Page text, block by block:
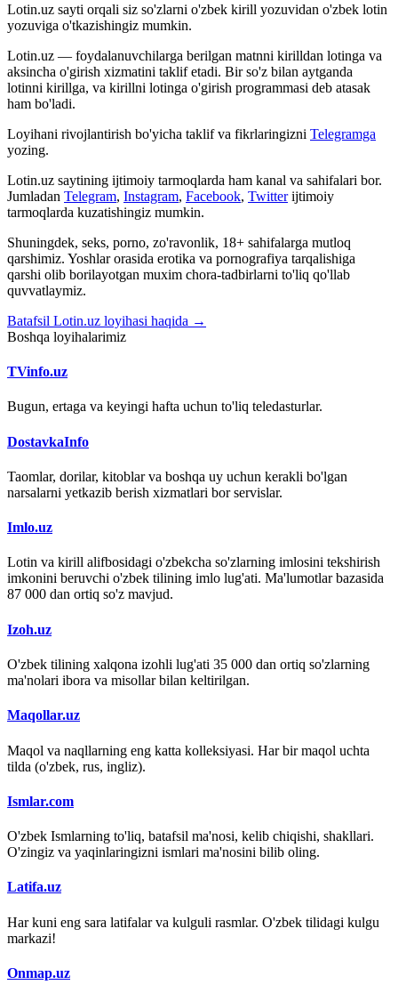
Lotin.uz sayti orqali siz so'zlarni o'zbek kirill yozuvidan o'zbek lotin
yozuviga o'tkazishingiz mumkin.
Lotin.uz — foydalanuvchilarga berilgan matnni kirilldan lotinga va
aksincha o'girish xizmatini taklif etadi. Bir so'z bilan aytganda
lotinni kirillga, va kirillni lotinga o'girish programmasi deb atasak
ham bo'ladi.
Loyihani rivojlantirish bo'yicha taklif va fikrlaringizni Telegramga
yozing.
Lotin.uz saytining ijtimoiy tarmoqlarda ham kanal va sahifalari bor.
Jumladan Telegram, Instagram, Facebook, Twitter ijtimoiy
tarmoqlarda kuzatishingiz mumkin.
Shuningdek, seks, porno, zo'ravonlik, 18+ sahifalarga mutloq
qarshimiz. Yoshlar orasida erotika va pornografiya tarqalishiga
qarshi olib borilayotgan muxim chora-tadbirlarni to'liq qo'llab
quvvatlaymiz.
Batafsil Lotin.uz loyihasi haqida →
Boshqa loyihalarimiz
TVinfo.uz
Bugun, ertaga va keyingi hafta uchun to'liq teledasturlar.
DostavkaInfo
Taomlar, dorilar, kitoblar va boshqa uy uchun kerakli bo'lgan
narsalarni yetkazib berish xizmatlari bor servislar.
Imlo.uz
Lotin va kirill alifbosidagi o'zbekcha so'zlarning imlosini tekshirish
imkonini beruvchi o'zbek tilining imlo lug'ati. Ma'lumotlar bazasida
87 000 dan ortiq so'z mavjud.
Izoh.uz
O'zbek tilining xalqona izohli lug'ati 35 000 dan ortiq so'zlarning
ma'nolari ibora va misollar bilan keltirilgan.
Maqollar.uz
Maqol va naqllarning eng katta kolleksiyasi. Har bir maqol uchta
tilda (o'zbek, rus, ingliz).
Ismlar.com
O'zbek Ismlarning to'liq, batafsil ma'nosi, kelib chiqishi, shakllari.
O'zingiz va yaqinlaringizni ismlari ma'nosini bilib oling.
Latifa.uz
Har kuni eng sara latifalar va kulguli rasmlar. O'zbek tilidagi kulgu
markazi!
Onmap.uz